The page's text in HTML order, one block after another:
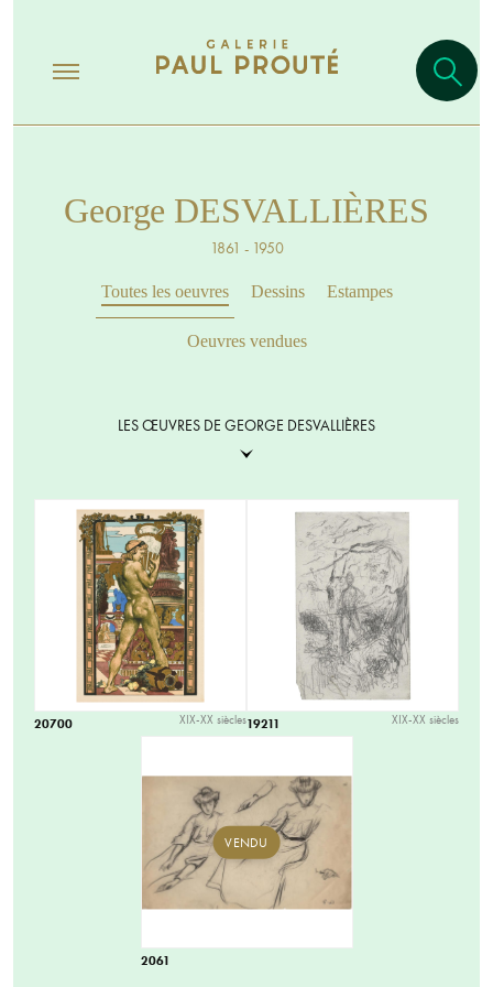
George DESVALLIÈRES
1861 - 1950
Toutes les oeuvres Dessins Estampes
Oeuvres vendues
LES ŒUVRES DE GEORGE DESVALLIÈRES
20700 XIX-XX siècles19211 XIX-XX siècles
VENDU
2061